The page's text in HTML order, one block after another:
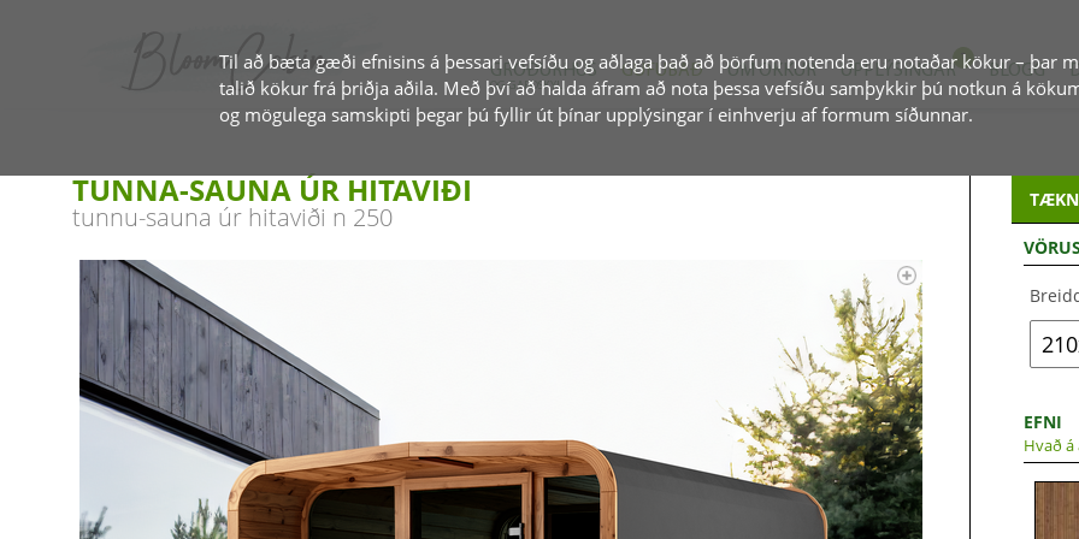
Til að bæta gæði efnisins á þessari vefsíðu og aðlaga það að þörfum notenda eru notaðar kökur – þar
talið kökur frá þriðja aðila. Með því að halda áfram að nota þessa vefsíðu samþykkir þú notkun á
og mögulega samskipti þegar þú fyllir út þínar upplýsingar í einhverju af formum síðunnar.
GRÓÐURHÚS
OG GARÐSKÝLI
GUFUBAÐ UM OKKUR UPPLÝSINGAR BLOGG
TUNNA-SAUNA ÚR HITAVIÐI
tunnu-sauna úr hitaviði n 250
EFNI
Hvað á